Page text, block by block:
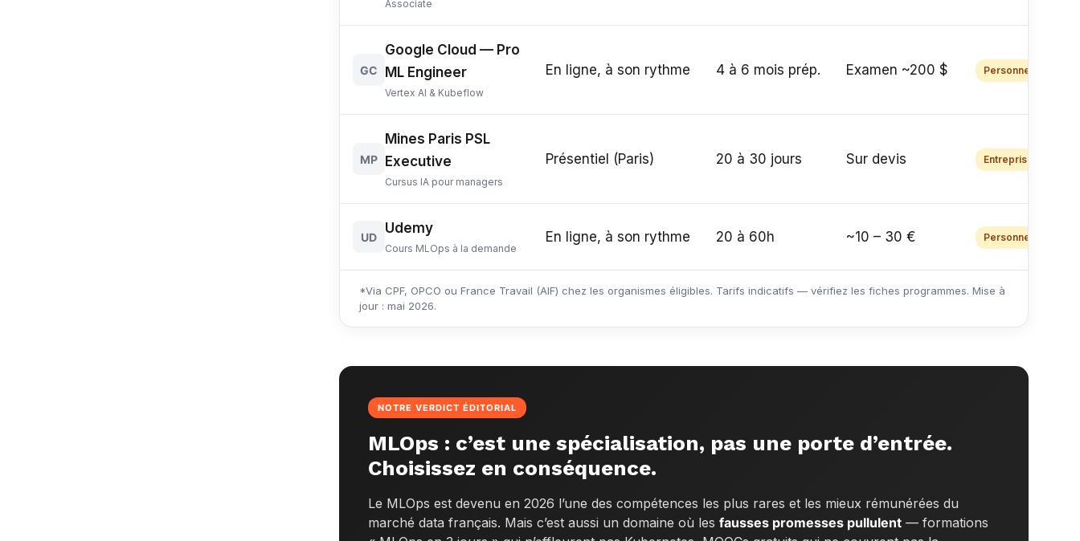
Associate
GC
Google Cloud — Pro
ML Engineer
Vertex AI & Kubeflow
En ligne, à son rythme 4 à 6 mois prép. Examen ~200 $ Personnel
MP
Mines Paris PSL
Executive
Cursus IA pour managers
Présentiel (Paris) 20 à 30 jours Sur devis Entreprise
UD
Udemy
Cours MLOps à la demande
En ligne, à son rythme 20 à 60h ~10 – 30 € Personnel
*Via CPF, OPCO ou France Travail (AIF) chez les organismes éligibles. Tarifs indicatifs — vérifiez les fiches programmes. Mise à
jour : mai 2026.
NOTRE VERDICT ÉDITORIAL
MLOps : c’est une spécialisation, pas une porte d’entrée.
Choisissez en conséquence.
Le MLOps est devenu en 2026 l’une des compétences les plus rares et les mieux rémunérées du
marché data français. Mais c’est aussi un domaine où lesfausses promesses pullulent — formations